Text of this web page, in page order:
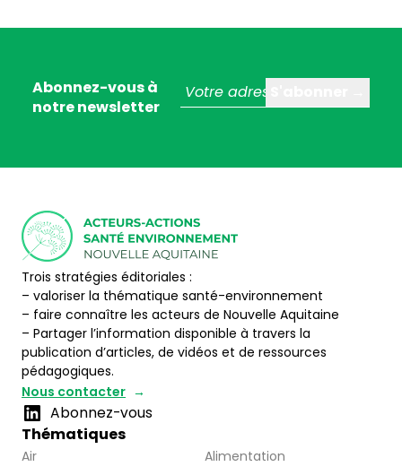
Abonnez-vous à
notre newsletter
Trois stratégies éditoriales :
– valoriser la thématique santé-environnement
– faire connaître les acteurs de Nouvelle Aquitaine
– Partager l’information disponible à travers la
publication d’articles, de vidéos et de ressources
pédagogiques.
Nous contacter
Abonnez-vous
Thématiques
Air
Alimentation